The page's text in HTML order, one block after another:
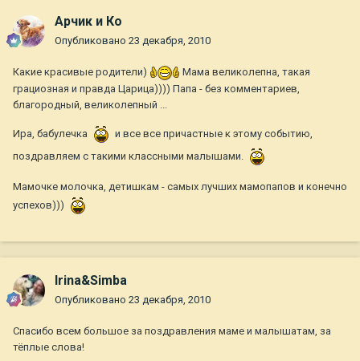
Арчик и Ко
Опубликовано 23 декабря, 2010
Какие красивые родители)
Мама великолепна, такая
грациозная и правда Царица)))) Папа - без комментариев,
благородный, великолепный ...
Ира, бабулечка
и все все причастные к этому событию,
поздравляем с такими классными малышами.
Мамочке молочка, детишкам - самых лучших мамопапов и конечно
успехов)))
Irina&Simba
Опубликовано 23 декабря, 2010
Спасибо всем большое за поздравления маме и малышатам, за
тёплые слова!